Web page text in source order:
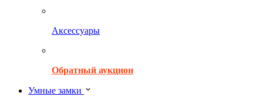
Аксессуары
Обратный аукцион
Умные замки